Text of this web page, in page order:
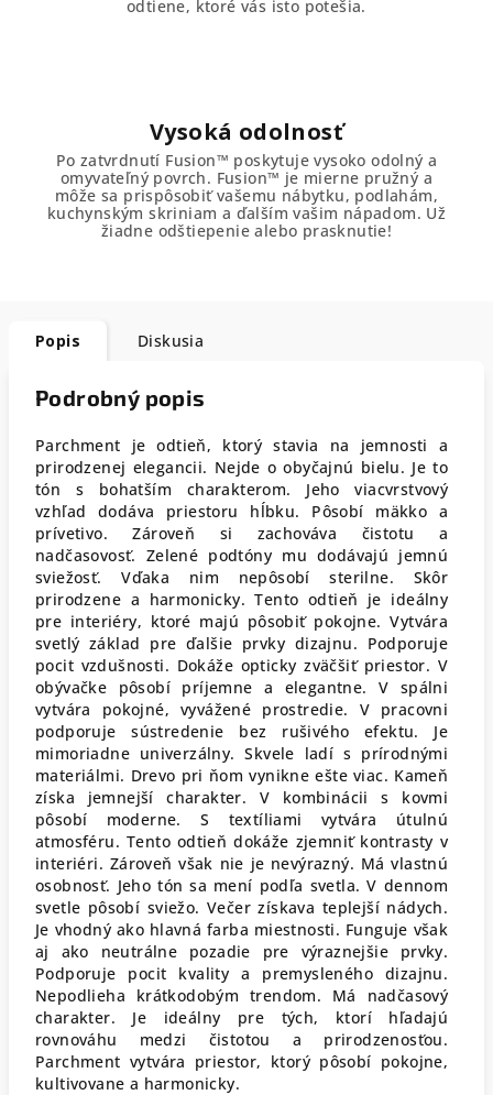
odtiene, ktoré vás isto potešia.
Vysoká odolnosť
Po zatvrdnutí Fusion™ poskytuje vysoko odolný a
omyvateľný povrch. Fusion™ je mierne pružný a
môže sa prispôsobiť vašemu nábytku, podlahám,
kuchynským skriniam a ďalším vašim nápadom. Už
žiadne odštiepenie alebo prasknutie!
Popis Diskusia
Podrobný popis
Parchment je odtieň, ktorý stavia na jemnosti a
prirodzenej elegancii. Nejde o obyčajnú bielu. Je to
tón s bohatším charakterom. Jeho viacvrstvový
vzhľad dodáva priestoru hĺbku. Pôsobí mäkko a
prívetivo. Zároveň si zachováva čistotu a
nadčasovosť. Zelené podtóny mu dodávajú jemnú
sviežosť. Vďaka nim nepôsobí sterilne. Skôr
prirodzene a harmonicky. Tento odtieň je ideálny
pre interiéry, ktoré majú pôsobiť pokojne. Vytvára
svetlý základ pre ďalšie prvky dizajnu. Podporuje
pocit vzdušnosti. Dokáže opticky zväčšiť priestor. V
obývačke pôsobí príjemne a elegantne. V spálni
vytvára pokojné, vyvážené prostredie. V pracovni
podporuje sústredenie bez rušivého efektu. Je
mimoriadne univerzálny. Skvele ladí s prírodnými
materiálmi. Drevo pri ňom vynikne ešte viac. Kameň
získa jemnejší charakter. V kombinácii s kovmi
pôsobí moderne. S textíliami vytvára útulnú
atmosféru. Tento odtieň dokáže zjemniť kontrasty v
interiéri. Zároveň však nie je nevýrazný. Má vlastnú
osobnosť. Jeho tón sa mení podľa svetla. V dennom
svetle pôsobí sviežo. Večer získava teplejší nádych.
Je vhodný ako hlavná farba miestnosti. Funguje však
aj ako neutrálne pozadie pre výraznejšie prvky.
Podporuje pocit kvality a premysleného dizajnu.
Nepodlieha krátkodobým trendom. Má nadčasový
charakter. Je ideálny pre tých, ktorí hľadajú
rovnováhu medzi čistotou a prirodzenosťou.
Parchment vytvára priestor, ktorý pôsobí pokojne,
kultivovane a harmonicky.